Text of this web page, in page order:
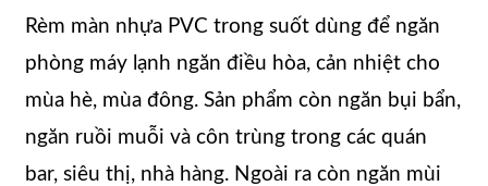
Rèm màn nhựa PVC trong suốt dùng để ngăn
phòng máy lạnh ngăn điều hòa, cản nhiệt cho
mùa hè, mùa đông. Sản phẩm còn ngăn bụi bẩn,
ngăn ruồi muỗi và côn trùng trong các quán
bar, siêu thị, nhà hàng. Ngoài ra còn ngăn mùi